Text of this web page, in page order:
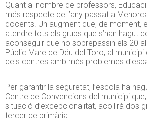
Quant al nombre de professors,
més respecte de l’any passat a
docents. Un augment que, de moment,
atendre tots els grups que s’han hagut
aconseguir que no sobrepassin els 20
Públic Mare de Déu del Toro, al
dels centres amb més problemes
Per garantir la seguretat, l’escola ha
Centre de Convencions del municipi
situació d’excepcionalitat, acollirà dos
tercer de primària.